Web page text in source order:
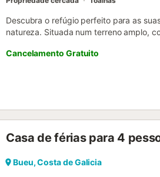
Descubra o refúgio perfeito para as
natureza. Situada num terreno amplo,
refrescar nos dias de sol, e um
ao ar livre, ler um bom livro ou
modernas. A cozinha está totalmente
tudo o que necessita para que
existem duas casas de banho
convidativa e uma televisão de ecrã
Cancelamento Gratuito
Casa de férias para 4
Bueu, Costa de Galicia